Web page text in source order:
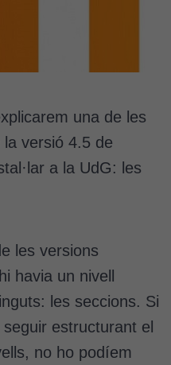
una de les
versió 4.5 de
a la UdG: les
les versions
havia un nivell
les seccions. Si
seguir estructurant el
no ho podíem